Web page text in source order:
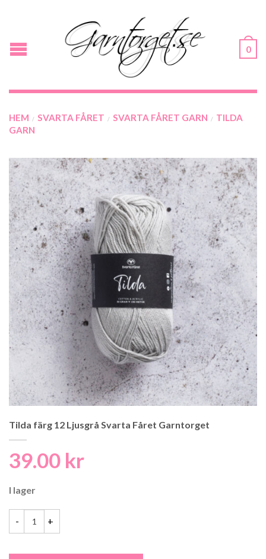
0
HEM / SVARTA FÅRET / SVARTA FÅRET GARN /
TILDA
GARN
Tilda färg 12 Ljusgrå Svarta Fåret Garntorget
39.00 kr
I lager